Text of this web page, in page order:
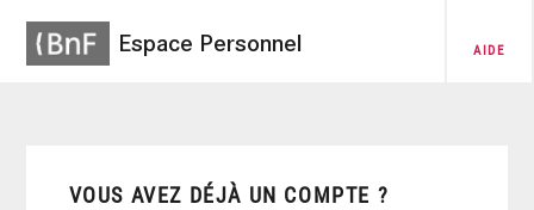
Espace Personnel AIDE
VOUS AVEZ DÉJÀ UN COMPTE ?